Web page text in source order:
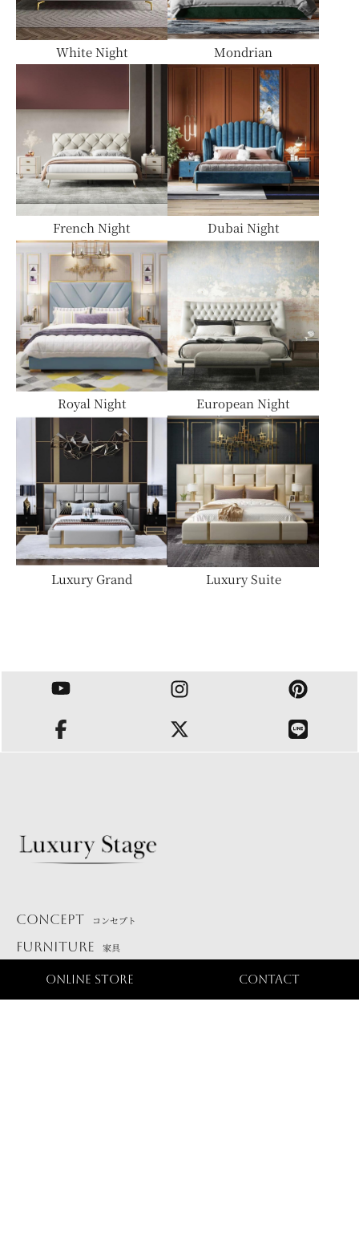
ONLINE STORE CONTACT
チェスト・ドレッサー
ミラー
ベッド
ラグ・カーペット
PRODUCT
ガーデンファニチャー
White Night Mondrian
French Night Dubai Night
Royal Night European Night
Luxury Grand Luxury Suite
CONCEPT コンセプト
FURNITURE 家具
PRODUCT 建材・設備
SHOWROOM ショールーム